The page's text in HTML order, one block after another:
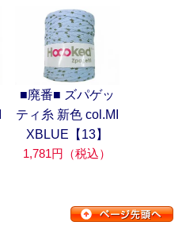
■廃番■ ズパゲッ
ティ糸 新色 col.MI
XBLUE【13】
1,781円（税込）